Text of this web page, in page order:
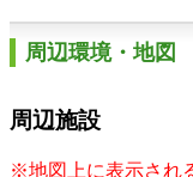
周辺環境・地図
周辺施設
※地図上に表示され